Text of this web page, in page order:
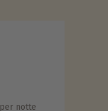
per notte